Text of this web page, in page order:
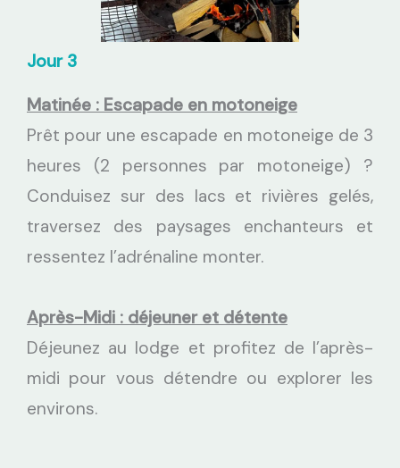
Jour 3
Matinée : Escapade en motoneige
Prêt pour une escapade en motoneige de 3
heures (2 personnes par motoneige) ?
Conduisez sur des lacs et rivières gelés,
traversez des paysages enchanteurs et
ressentez l’adrénaline monter.
Après-Midi : déjeuner et détente
Déjeunez au lodge et profitez de l’après-
midi pour vous détendre ou explorer les
environs.